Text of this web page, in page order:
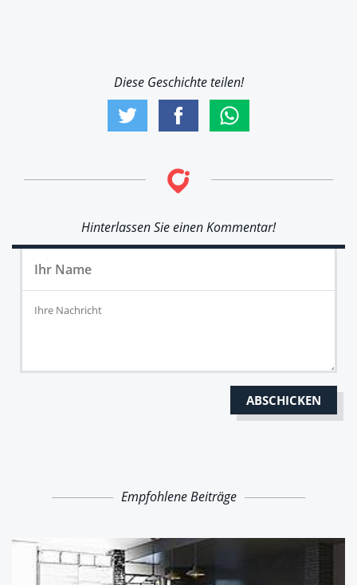
Diese Geschichte teilen!
Hinterlassen Sie einen Kommentar!
Empfohlene Beiträge